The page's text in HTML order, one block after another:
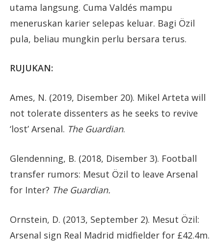
utama langsung. Cuma Valdés mampu
meneruskan karier selepas keluar. Bagi Özil
pula, beliau mungkin perlu bersara terus.
RUJUKAN:
Ames, N. (2019, Disember 20). Mikel Arteta will
not tolerate dissenters as he seeks to revive
‘lost’ Arsenal. The Guardian.
Glendenning, B. (2018, Disember 3). Football
transfer rumors: Mesut Özil to leave Arsenal
for Inter? The Guardian.
Ornstein, D. (2013, September 2). Mesut Özil:
Arsenal sign Real Madrid midfielder for £42.4m.